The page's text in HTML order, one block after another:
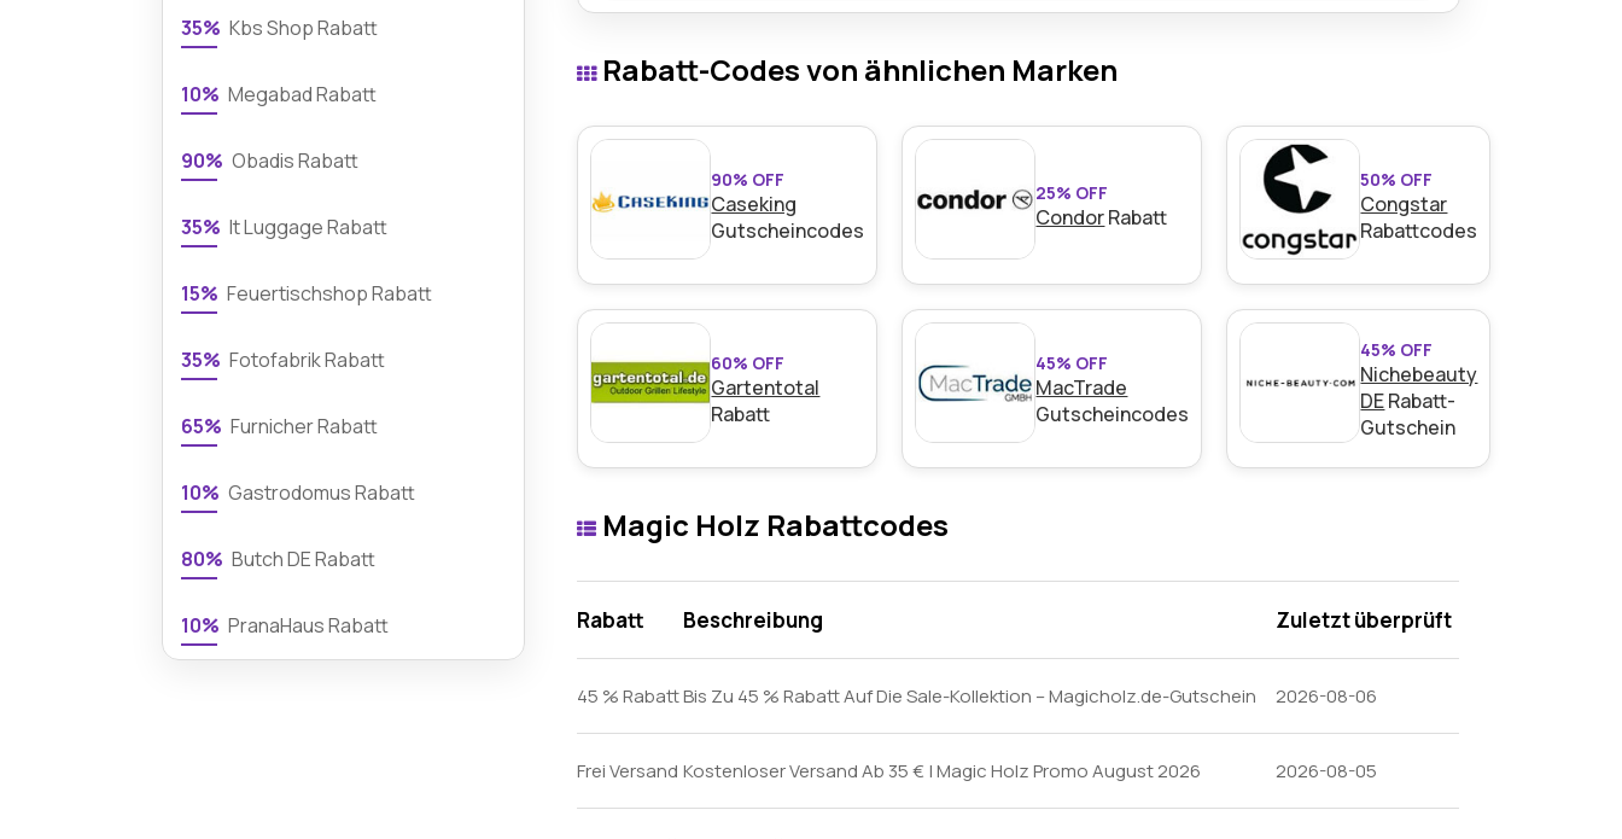
Profitieren Sie von einem 100-tägigen Rückgaberecht, das Ihnen bei jedem Kauf Vertrauen und
Rabatt-Codes von ähnlichen Marken
90% OFF
Caseking
Gutscheincodes
25% OFF
CondorRabatt
50% OFF
Congstar
Rabattcodes
60% OFF
Gartentotal
Rabatt
45% OFF
MacTrade
Gutscheincodes
45% OFF
Nichebeauty
DERabatt-
Gutschein
Magic Holz Rabattcodes
Rabatt Beschreibung Zuletzt überprüft
45 % RabattBis Zu 45 % Rabatt Auf Die Sale-Kollektion – Magicholz.de-Gutschein 2026-08-06
Frei Versand Kostenloser Versand Ab 35 € | Magic Holz Promo August 2026 2026-08-05
35% Kbs Shop Rabatt
10% Megabad Rabatt
90% Obadis Rabatt
35% It Luggage Rabatt
15% Feuertischshop Rabatt
35% Fotofabrik Rabatt
65% Furnicher Rabatt
10% Gastrodomus Rabatt
80% Butch DE Rabatt
10% PranaHaus Rabatt